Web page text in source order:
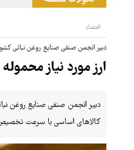
اقتصاد
دبیر انجمن صنفی صنایع روغن نباتی
ارز مورد نیاز
کالاهای اساسی با سرعت تخصیص